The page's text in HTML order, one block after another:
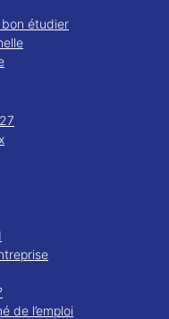
étudier
de l’emploi